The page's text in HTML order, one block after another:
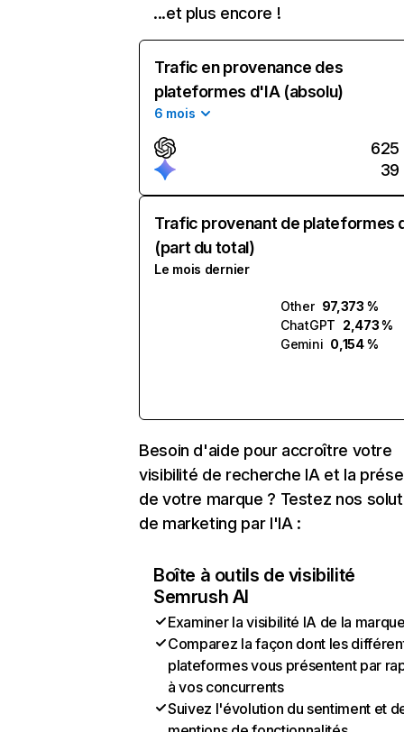
...et plus encore !
Trafic en provenance des
plateformes d'IA (absolu)
6 mois
625
39
Trafic provenant de plateformes
(part du total)
Le mois dernier
Other 97,373 %
ChatGPT 2,473 %
Gemini 0,154 %
Besoin d'aide pour accroître votre
visibilité de recherche IA et la
de votre marque ? Testez nos
de marketing par l'IA :
Boîte à outils de visibilité
Semrush AI
Examiner la visibilité IA de la
Comparez la façon dont les
plateformes vous présentent par
à vos concurrents
Suivez l'évolution du sentiment et